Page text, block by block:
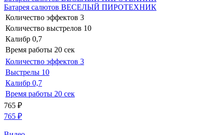
Батарея салютов ВЕСЕЛЫЙ ПИРОТЕХНИК
Количество эффектов 3
Количество выстрелов 10
Калибр 0,7
Время работы 20 сек
Количество эффектов 3
Выстрелы 10
Калибр 0,7
Время работы 20 сек
765 ₽
765 ₽